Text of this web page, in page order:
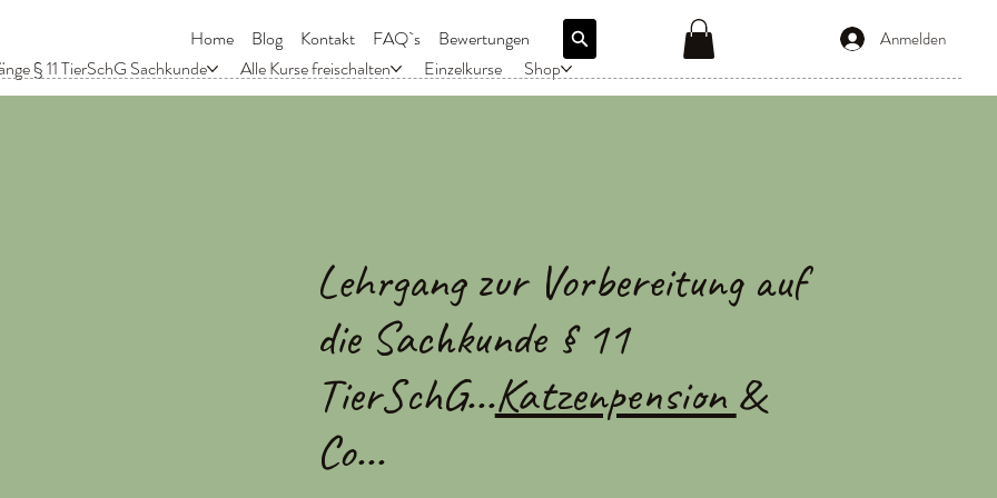
§ 11 TierSchG Sachkunde Alle Kurse freischalten Einzelkurse Shop
Anmelden
Home Blog Kontakt FAQ`s Bewertungen
Lehrgang zur Vorbereitung auf
die Sachkunde § 11
TierSchG...Katzenpension &
Co...